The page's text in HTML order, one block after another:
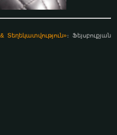
Տեղեկատվություն»։ Ֆեյսբուքյան